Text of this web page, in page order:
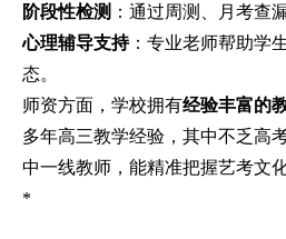
阶段性检测 ：通过周测、月考查
心理辅导支持：专业老师帮助学
态。
师资方面，学校拥有经验丰富的
多年高三教学经验，其中不乏高
中一线教师，能精准把握艺考文
*